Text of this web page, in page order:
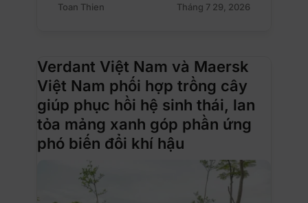
Toan Thien
Tháng 7 29, 2026
Verdant Việt Nam và Maersk
Việt Nam phối hợp trồng cây
giúp phục hồi hệ sinh thái, lan
tỏa mảng xanh góp phần ứng
phó biến đổi khí hậu